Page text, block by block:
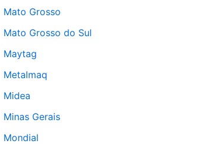
Mato Grosso
Mato Grosso do Sul
Maytag
Metalmaq
Midea
Minas Gerais
Mondial